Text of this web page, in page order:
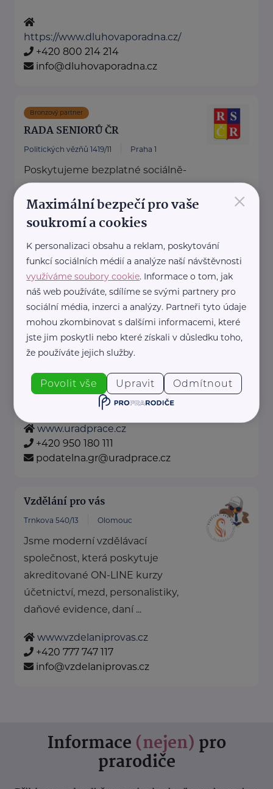
https://www.dluhovaporadna.cz/
+420 800 214 214
info@dluhovaporadna.cz
Bronzový partner
RADA SENIORŮ ČR
Politických vězňů 1419/11 Praha 1
Poskytujeme bezplatné sociálně-
právní poradentství pro seniory
po celé ČR.
Vydáváme časopis Doba seniorů.
Akreditované poradny RS ...
https://www.rscr.cz/
+420 222 560 136
rscr@rscr.cz
Úřad práce České republiky
Pro výběr konkrétní pobočky klikněte zde
www.uradprace.cz
+420 950 180 111
podatelna.gr@uradprace.cz
Vzdělání pro vás
Trnkova 540/13 Olomouc
Jsme moderní vzdělávací
společnost, která poskytuje
akreditované ON-LINE kurzy
účetnictví, mezd, personalistiky,
daňové evidence, daní ...
www.vzdelaniprovas.cz
+420 777 747 117
info@vzdelaniprovas.cz
Informace (nejen) pro
prarodiče
×
Maximální bezpečí pro vaše
soukromí a cookies
K personalizaci obsahu a reklam, poskytování
funkcí sociálních médií a analýze naší návštěvnosti
využíváme soubory cookie. Informace o tom, jak
náš web používáte, sdílíme se svými partnery pro
sociální média, inzerci a analýzy. Partneři tyto údaje
mohou zkombinovat s dalšími informacemi, které
jste jim poskytli nebo které získali v důsledku toho,
že používáte jejich služby.
Povolit vše Upravit Odmítnout